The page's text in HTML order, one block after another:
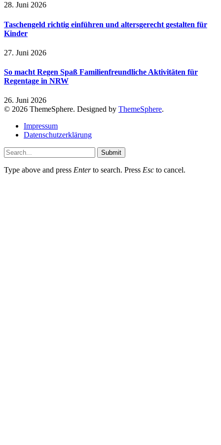
28. Juni 2026
Taschengeld richtig einführen und altersgerecht gestalten für
Kinder
27. Juni 2026
So macht Regen Spaß Familienfreundliche Aktivitäten für
Regentage in NRW
26. Juni 2026
© 2026 ThemeSphere. Designed by ThemeSphere.
Impressum
Datenschutzerklärung
Submit
Type above and press Enterto search. Press Esc to cancel.